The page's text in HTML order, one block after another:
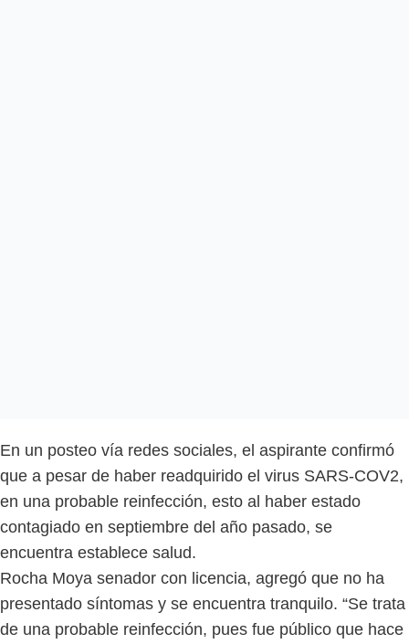
En un posteo vía redes sociales, el aspirante confirmó
que a pesar de haber readquirido el virus SARS-COV2,
en una probable reinfección, esto al haber estado
contagiado en septiembre del año pasado, se
encuentra establece salud.
Rocha Moya senador con licencia, agregó que no ha
presentado síntomas y se encuentra tranquilo. “Se trata
de una probable reinfección, pues fue público que hace